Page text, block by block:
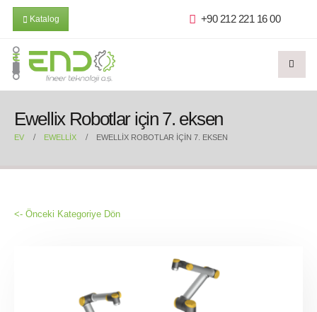
Katalog +90 212 221 16 00
Ewellix Robotlar için 7. eksen
EV EWELLIX EWELLIX ROBOTLAR IÇIN 7. EKSEN
<- Önceki Kategoriye Dön